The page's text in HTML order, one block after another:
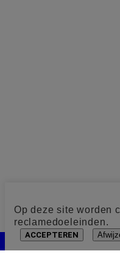
Op deze site worden
reclamedoeleinden.
ACCEPTEREN
Cookie toestemming